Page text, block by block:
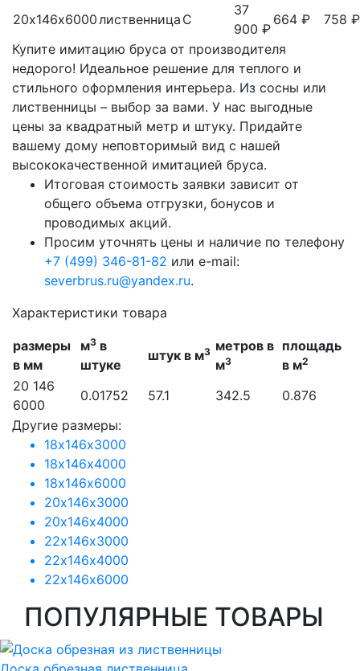
20х146х6000лиственница С
37
900 ₽
664 ₽
758 ₽
Купите имитацию бруса от производителя
недорого! Идеальное решение для теплого и
стильного оформления интерьера. Из сосны или
лиственницы – выбор за вами. У нас выгодные
цены за квадратный метр и штуку. Придайте
вашему дому неповторимый вид с нашей
высококачественной имитацией бруса.
Итоговая стоимость заявки зависит от
общего объема отгрузки, бонусов и
проводимых акций.
Просим уточнять цены и наличие по телефону
+7 (499) 346-81-82 или e-mail:
severbrus.ru@yandex.ru.
Характеристики товара
размеры
в мм
м3 в
штуке
штук в м3 метров в
м3
площадь
в м2
20 146
6000
0.01752 57.1 342.5
0.876
Другие размеры:
18х146х3000
18х146х4000
18х146х6000
20х146х3000
20х146х4000
22х146х3000
22х146х4000
22х146х6000
ПОПУЛЯРНЫЕ ТОВАРЫ